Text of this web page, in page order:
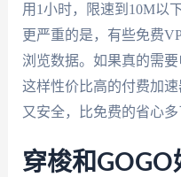
用1小时，限速到10M以
更严重的是，有些免费
浏览数据。如果真的需
这样性价比高的付费加
又安全，比免费的省心多
穿梭和